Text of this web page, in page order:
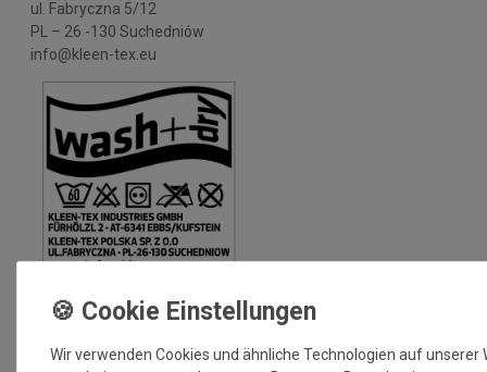
ul. Fabryczna 5/12
PL – 26 -130 Suchedniów
info@kleen-tex.eu
Wir verwenden Cookies und ähnliche Technologien auf unserer